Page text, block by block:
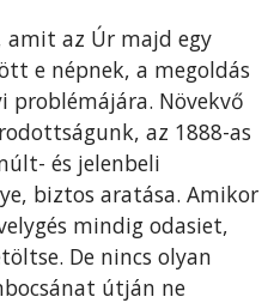
amit az Úr majd egy
e népnek, a megoldás
problémájára. Növekvő
az 1888-as
és jelenbeli
biztos aratása. Amikor
mindig odasiet,
De nincs olyan
útján ne